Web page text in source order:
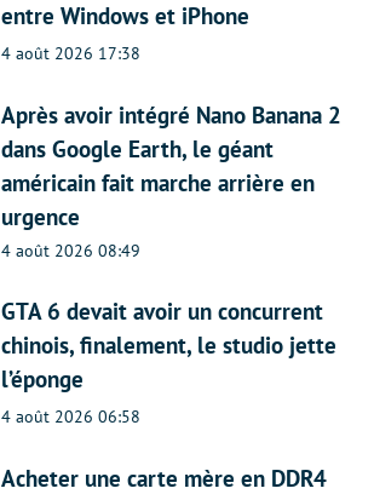
entre Windows et iPhone
4 août 2026 17:38
Après avoir intégré Nano Banana 2
dans Google Earth, le géant
américain fait marche arrière en
urgence
4 août 2026 08:49
GTA 6 devait avoir un concurrent
chinois, finalement, le studio jette
l’éponge
4 août 2026 06:58
Acheter une carte mère en DDR4